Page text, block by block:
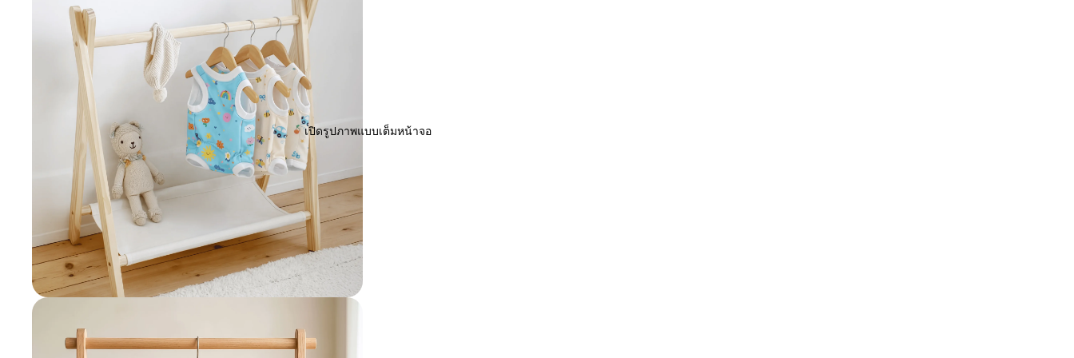
เปิดรูปภาพแบบเต็มหน้าจอ